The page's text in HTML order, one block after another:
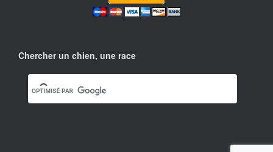
Chercher un chien, une race